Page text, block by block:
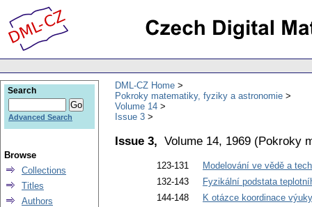
DML-CZ Home
Pokroky matematiky, fyziky a astronomie
Volume 14
Issue 3
Issue 3, Volume 14, 1969 (Pokroky
123-131
Modelování ve vědě a
132-143
Fyzikální podstata
144-148
K otázce koordinace
Search
Advanced Search
Browse
Collections
Titles
Authors